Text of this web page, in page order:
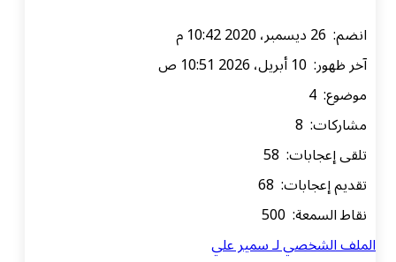
انضم: 26 ديسمبر، 2020 10:42 م
آخر ظهور: 10 أبريل، 2026 10:51 ص
موضوع: 4
مشاركات: 8
تلقى إعجابات: 58
تقديم إعجابات: 68
نقاط السمعة: 500
الملف الشخصي لـ سمير علي